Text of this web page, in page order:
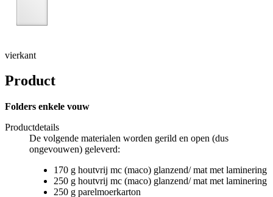
vierkant
Product
Folders enkele vouw
Productdetails
De volgende materialen worden gerild en open (dus
ongevouwen) geleverd:
170 g houtvrij mc (maco) glanzend/ mat met laminering
250 g houtvrij mc (maco) glanzend/ mat met laminering
250 g parelmoerkarton